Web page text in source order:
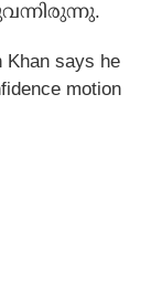
Khan says he
motion